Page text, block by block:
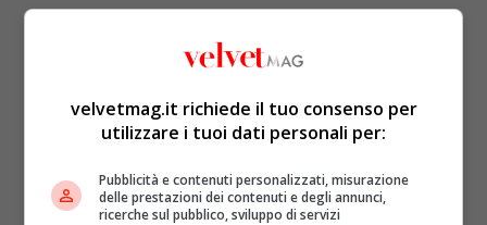
velvetmag.it richiede il tuo consenso per
utilizzare i tuoi dati personali per:
Pubblicità e contenuti personalizzati, misurazione
delle prestazioni dei contenuti e degli annunci,
ricerche sul pubblico, sviluppo di servizi